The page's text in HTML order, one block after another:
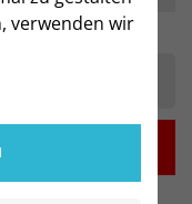
verwenden wir